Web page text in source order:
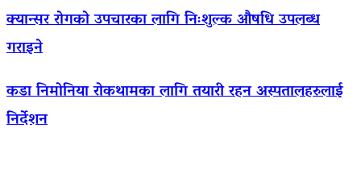
क्यान्सर रोगको उपचारका लागि निःशुल्क औषधि उपलब्ध
गराइने
कडा निमोनिया रोकथामका लागि तयारी रहन अस्पतालहरुलाई
निर्देशन